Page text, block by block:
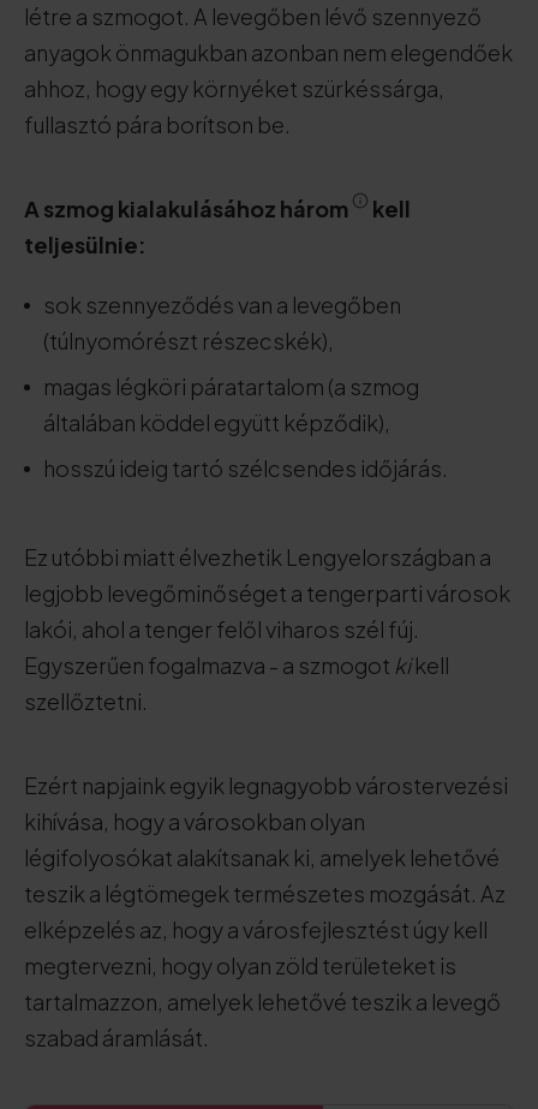
létre a szmogot. A levegőben lévő szennyező
anyagok önmagukban azonban nem elegendőek
ahhoz, hogy egy környéket szürkéssárga,
fullasztó pára borítson be.
A szmog kialakulásához három
kell
teljesülnie:
sok szennyeződés van a levegőben
(túlnyomórészt részecskék),
magas légköri páratartalom (a szmog
általában köddel együtt képződik),
hosszú ideig tartó szélcsendes időjárás.
Ez utóbbi miatt élvezhetik Lengyelországban a
legjobb levegőminőséget a tengerparti városok
lakói, ahol a tenger felől viharos szél fúj.
Egyszerűen fogalmazva - a szmogot kikell
szellőztetni.
Ezért napjaink egyik legnagyobb várostervezési
kihívása, hogy a városokban olyan
légifolyosókat alakítsanak ki, amelyek lehetővé
teszik a légtömegek természetes mozgását. Az
elképzelés az, hogy a városfejlesztést úgy kell
megtervezni, hogy olyan zöld területeket is
tartalmazzon, amelyek lehetővé teszik a levegő
szabad áramlását.